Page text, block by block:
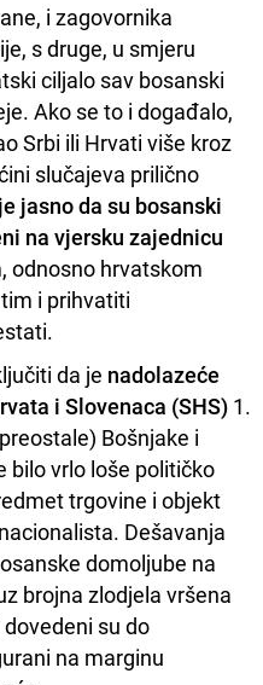
i zagovornika
s druge, u smjeru
ciljalo sav bosanski
Ako se to i događalo,
Srbi ili Hrvati više kroz
slučajeva prilično
jasno da su bosanski
na vjersku zajednicu
odnosno hrvatskom
i prihvatiti
da je nadolazeće
i Slovenaca (SHS) 1.
Bošnjake i
bilo vrlo loše političko
trgovine i objekt
Dešavanja
domoljube na
brojna zlodjela vršena
su do
na marginu